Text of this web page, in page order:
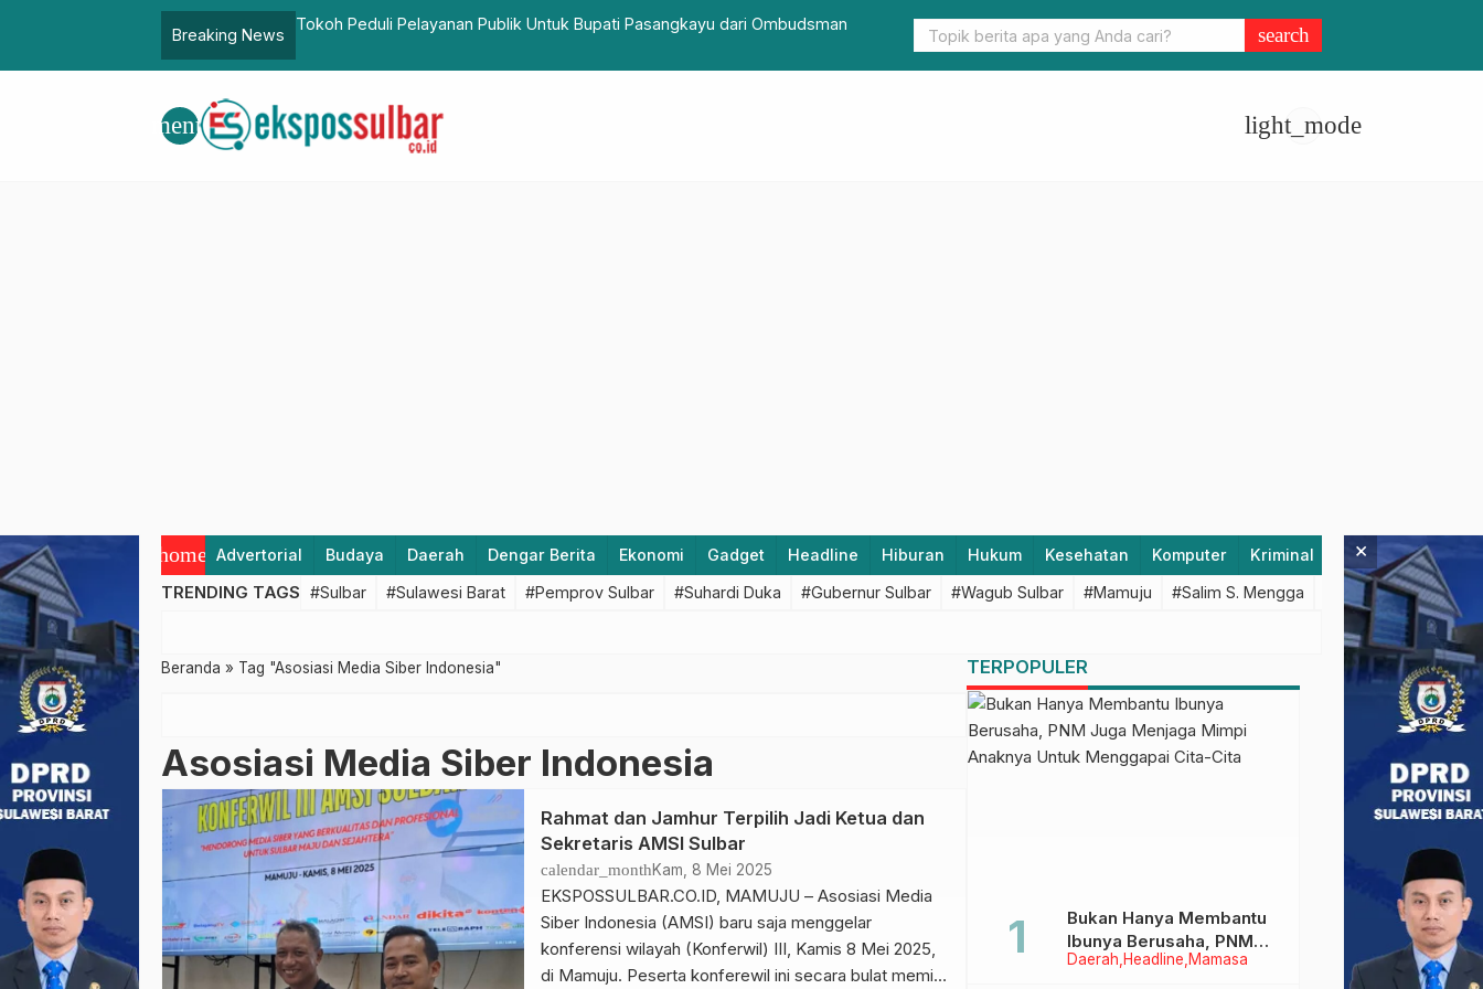
Breaking News
Tokoh Peduli Pelayanan Publik Untuk Bupati Pasangkayu dari Ombudsman Hari Jadi ke – 78 Jabar, Momen Resmi Terakhir Ridwan Kamil – Uu Ruzhanul
search
menu light_mode
home Advertorial Budaya Daerah Dengar Berita Ekonomi Gadget Headline Hiburan Hukum Kesehatan Komputer Kriminal Lifestyle
TRENDING TAGS #Sulbar #Sulawesi Barat #Pemprov Sulbar #Suhardi Duka #Gubernur Sulbar #Wagub Sulbar #Mamuju #Salim S. Mengga #featured #Polda
Beranda » Tag "Asosiasi Media Siber Indonesia"
Asosiasi Media Siber Indonesia
Rahmat dan Jamhur Terpilih Jadi Ketua dan
Sekretaris AMSI Sulbar
calendar_monthKam, 8 Mei 2025
EKSPOSSULBAR.CO.ID, MAMUJU – Asosiasi Media
Siber Indonesia (AMSI) baru saja menggelar
konferensi wilayah (Konferwil) III, Kamis 8 Mei 2025,
di Mamuju. Peserta konferewil ini secara bulat memilih
TERPOPULER
Daerah Headline Mamasa
Bukan Hanya Membantu
Ibunya Berusaha, PNM
Juga Menjaga Mimpi
×